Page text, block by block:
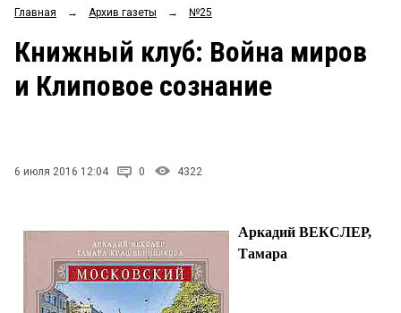
ОБЩЕСТВО
ЗАКОН Рейтинги
Блоги
Главная → Архив газеты → №25
Книжный клуб: Война миров
и Клиповое сознание
6 июля 2016 12:04 0 4322
Аркадий ВЕКСЛЕР,
Тамара